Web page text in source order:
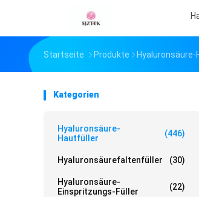
Startseite Produkte
Kategorien
Hyaluronsäure-
Hautfüller
(446)
Hyaluronsäurefaltenfüller (30)
Hyaluronsäure-
Einspritzungs-Füller
(22)